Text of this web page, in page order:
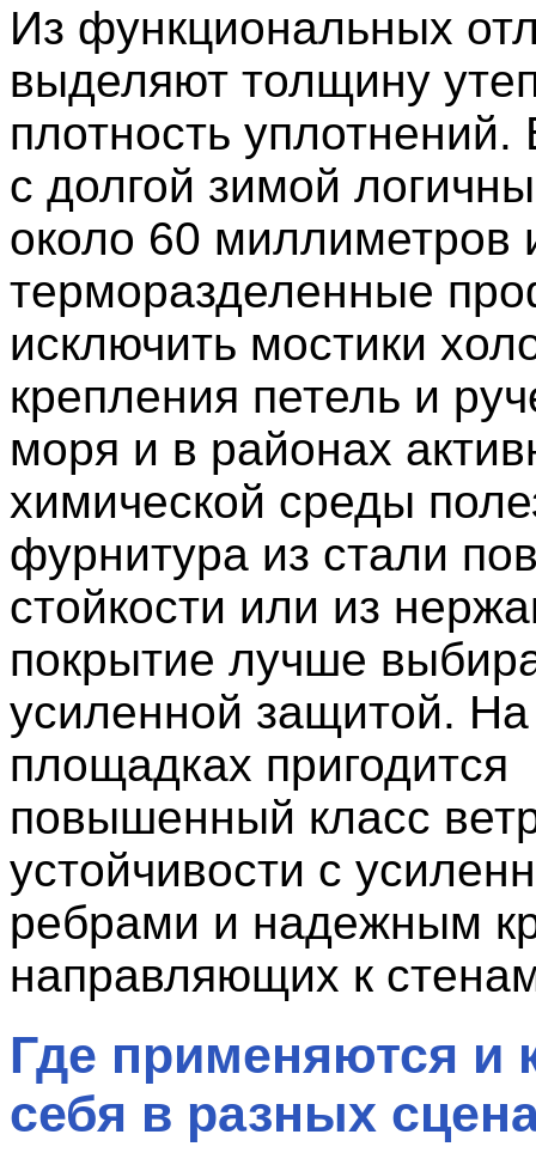
Из функциональных
выделяют толщину
плотность уплотнений.
с долгой зимой
около 60 миллиметров
терморазделенные
исключить мостики
крепления петель и
моря и в районах
химической среды
фурнитура из стали
стойкости или из
покрытие лучше
усиленной защитой.
площадках пригодится
повышенный класс
устойчивости с
ребрами и надежным
направляющих к
Где применяются и
себя в разных